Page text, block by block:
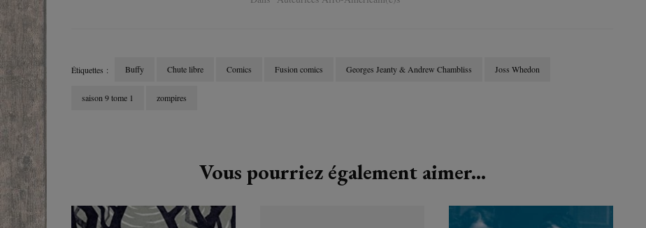
Étiquettes : Buffy Chute libre Comics Fusion comics Georges Jeanty & Andrew Chambliss Joss Whedon
saison 9 tome 1 zompires
Vous pourriez également aimer...